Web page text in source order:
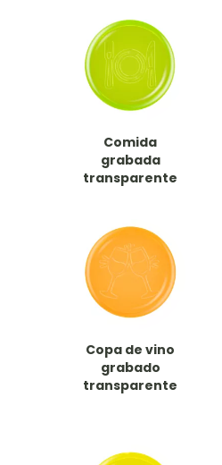
Comida
grabada
transparente
Copa de vino
grabado
transparente